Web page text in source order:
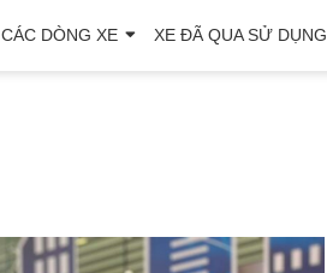
CÁC DÒNG XE XE ĐÃ QUA SỬ DỤNG